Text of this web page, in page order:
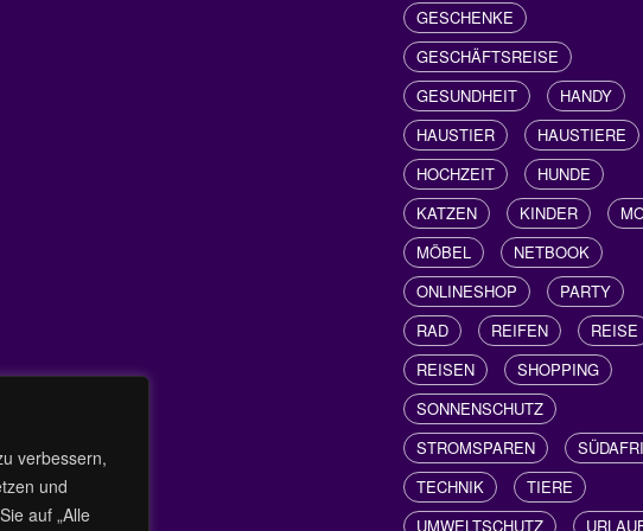
verbessern,
und
auf „Alle
GESCHENKE
GESCHÄFTSREISE
GESUNDHEIT
HANDY
HAUSTIER
HAUSTIERE
HOCHZEIT
HUNDE
KATZEN
KINDER
MÖBEL
NETBOOK
ONLINESHOP
PARTY
RAD
REIFEN
REISE
REISEN
SHOPPING
SONNENSCHUTZ
STROMSPAREN
TECHNIK
TIERE
UMWELTSCHUTZ